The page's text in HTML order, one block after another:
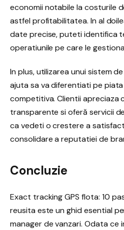
economii notabile la costurile
astfel profitabilitatea. In al
date precise, puteti identifica
operatiunile pe care le
In plus, utilizarea unui sistem
ajuta sa va diferentiati pe piata
competitiva. Clientii apreciaza
transparente si oferă servicii
ca vedeti o crestere a
consolidare a reputatiei de
Concluzie
Exact tracking GPS flota: 10
reusita este un ghid esential
manager de vanzari. Odata